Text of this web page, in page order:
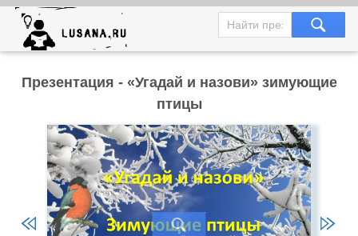
Презентация - «Угадай и назови» зимующие
птицы